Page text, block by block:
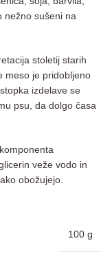
nežno sušeni na
stoletij starih
meso je pridobljeno
izdelave se
psu, da dolgo časa
veže vodo in
obožujejo.
100 g